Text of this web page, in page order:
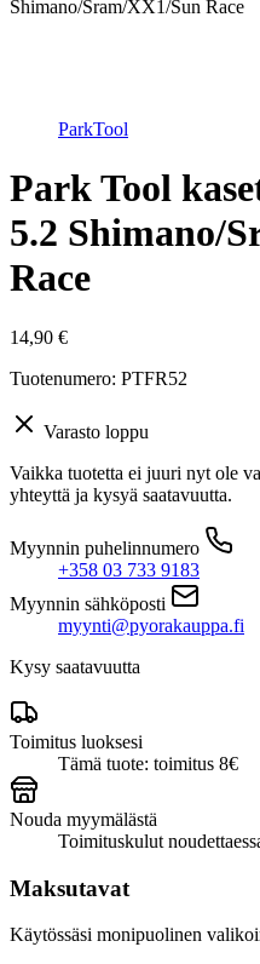
Shimano/Sram/XX1/Sun Race
ParkTool
Park Tool
5.2 Shimano/
Race
14,90 €
Tuotenumero: PTFR52
Varasto loppu
Vaikka tuotetta ei juuri nyt ole
yhteyttä ja kysyä saatavuutta.
Myynnin puhelinnumero
+358 03 733 9183
Myynnin sähköposti
myynti@pyorakauppa.fi
Kysy saatavuutta
Toimitus luoksesi
Tämä tuote: toimitus 8€
Nouda myymälästä
Toimituskulut
Maksutavat
Käytössäsi monipuolinen